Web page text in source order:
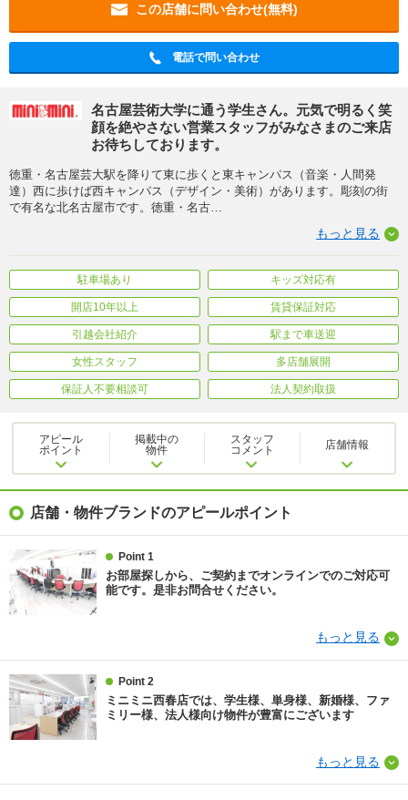
この店舗に問い合わせ(無料)
電話で問い合わせ
名古屋芸術大学に通う学生さん。元気で明るく笑
顔を絶やさない営業スタッフがみなさまのご来店
お待ちしております。
徳重・名古屋芸大駅を降りて東に歩くと東キャンパス（音楽・人間発
達）西に歩けば西キャンパス（デザイン・美術）があります。彫刻の街
で有名な北名古屋市です。徳重・名古…
もっと見る
駐車場あり キッズ対応有
開店10年以上 賃貸保証対応
引越会社紹介 駅まで車送迎
女性スタッフ 多店舗展開
保証人不要相談可 法人契約取扱
アピール
ポイント
掲載中の
物件
スタッフ
コメント
店舗情報
店舗・物件ブランドのアピールポイント
Point 1
お部屋探しから、ご契約までオンラインでのご対応可
能です。是非お問合せください。
もっと見る
Point 2
ミニミニ西春店では、学生様、単身様、新婚様、ファ
ミリー様、法人様向け物件が豊富にございます
もっと見る